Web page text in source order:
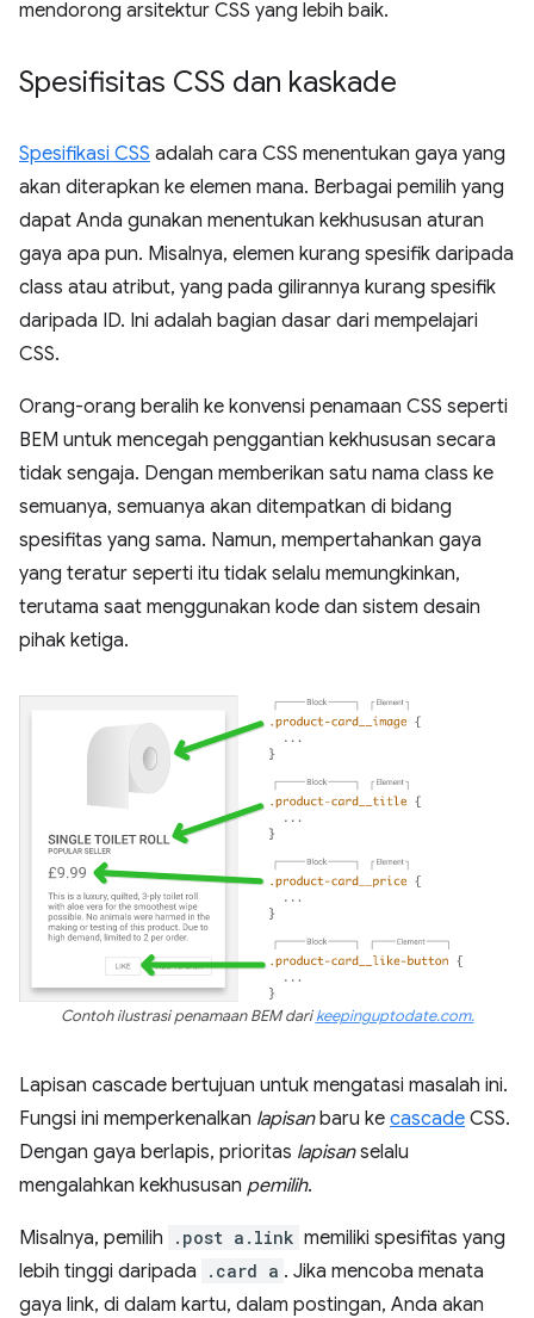
mendorong arsitektur CSS yang lebih baik.
Spesifisitas CSS dan kaskade
Spesifikasi CSS adalah cara CSS menentukan gaya yang
akan diterapkan ke elemen mana. Berbagai pemilih yang
dapat Anda gunakan menentukan kekhususan aturan
gaya apa pun. Misalnya, elemen kurang spesifik daripada
class atau atribut, yang pada gilirannya kurang spesifik
daripada ID. Ini adalah bagian dasar dari mempelajari
CSS.
Orang-orang beralih ke konvensi penamaan CSS seperti
BEM untuk mencegah penggantian kekhususan secara
tidak sengaja. Dengan memberikan satu nama class ke
semuanya, semuanya akan ditempatkan di bidang
spesifitas yang sama. Namun, mempertahankan gaya
yang teratur seperti itu tidak selalu memungkinkan,
terutama saat menggunakan kode dan sistem desain
pihak ketiga.
Contoh ilustrasi penamaan BEM darikeepinguptodate.com.
Lapisan cascade bertujuan untuk mengatasi masalah ini.
Fungsi ini memperkenalkan lapisanbaru ke cascade CSS.
Dengan gaya berlapis, prioritas lapisanselalu
mengalahkan kekhususan pemilih.
Misalnya, pemilih .post a.link memiliki spesifitas yang
lebih tinggi daripada
.card a . Jika mencoba menata
gaya link, di dalam kartu, dalam postingan, Anda akan